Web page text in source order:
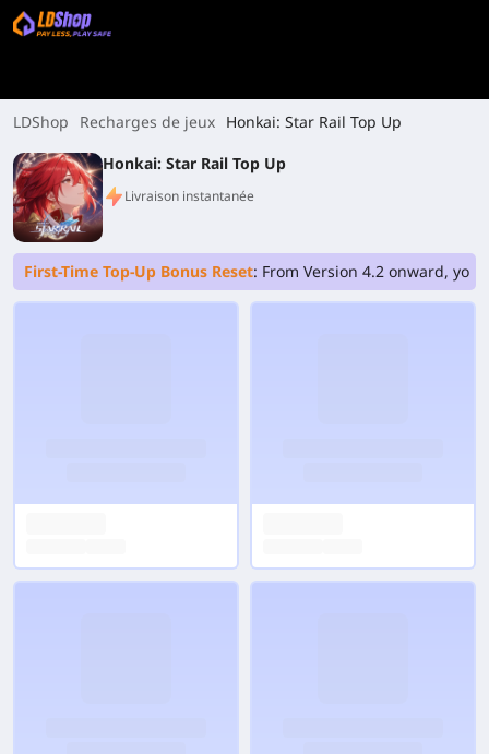
LDShop Recharges de jeux Honkai: Star Rail Top Up
Honkai: Star Rail Top Up
Livraison instantanée
First-Time Top-Up Bonus Reset: From Version 4.2 onward,